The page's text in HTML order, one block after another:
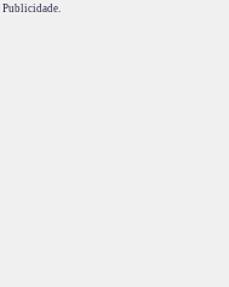
Publicidade.